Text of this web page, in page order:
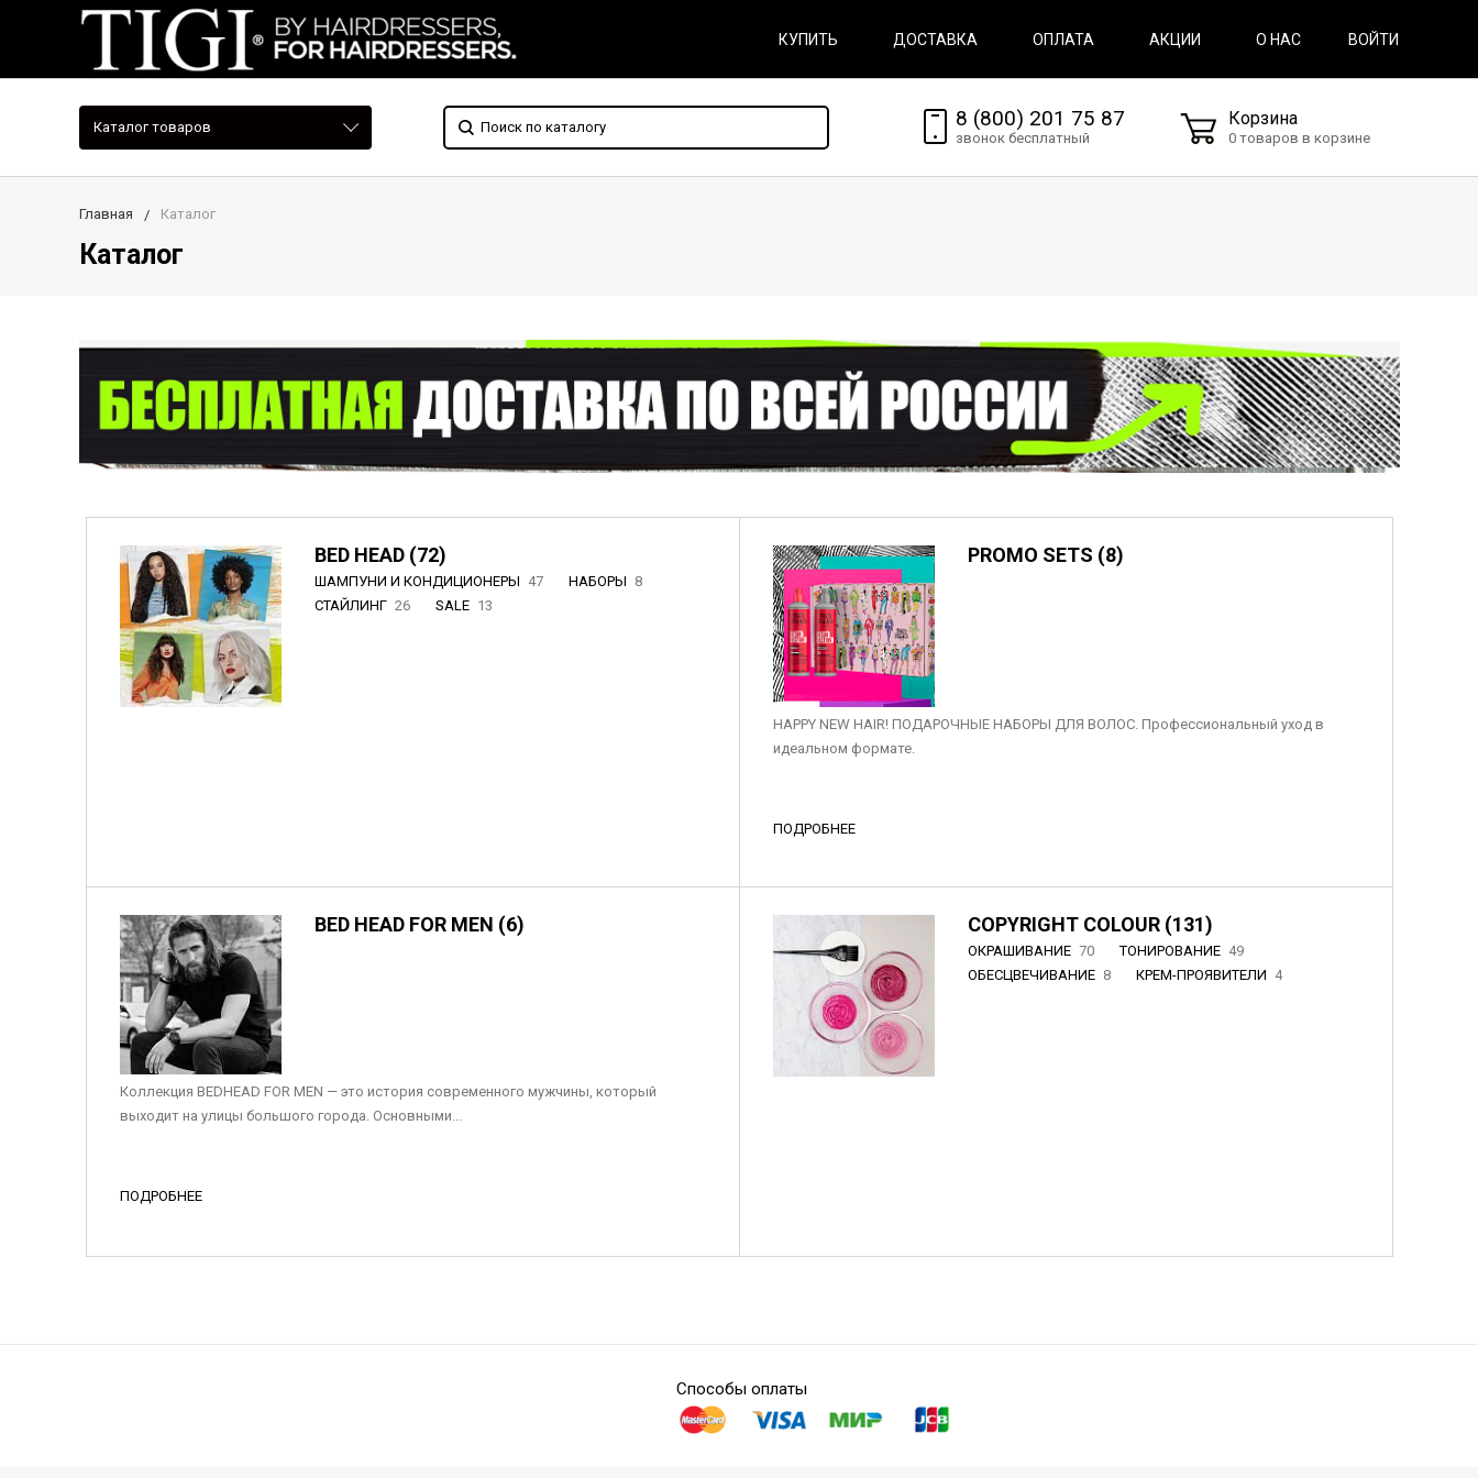
КУПИТЬ ДОСТАВКА ОПЛАТА АКЦИИ О НАС ВОЙТИ
Каталог товаров 8 (800) 201 75 87
звонок бесплатный
Корзина
0 товаров в корзине
Главная Каталог
Каталог
BED HEAD (72)
ШАМПУНИ И КОНДИЦИОНЕРЫ 47 НАБОРЫ 8
СТАЙЛИНГ 26 SALE 13
PROMO SETS (8)
HAPPY NEW HAIR! ПОДАРОЧНЫЕ НАБОРЫ ДЛЯ ВОЛОС. Профессиональный уход в
идеальном формате.
ПОДРОБНЕЕ
BED HEAD FOR MEN (6)
Коллекция BEDHEAD FOR MEN — это история современного мужчины, который
выходит на улицы большого города. Основными...
ПОДРОБНЕЕ
COPYRIGHT COLOUR (131)
ОКРАШИВАНИЕ 70 ТОНИРОВАНИЕ 49
ОБЕСЦВЕЧИВАНИЕ 8 КРЕМ-ПРОЯВИТЕЛИ 4
Способы оплаты